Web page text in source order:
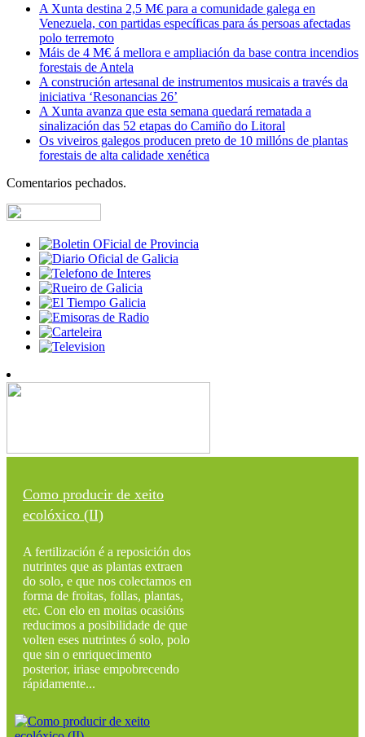
A Xunta destina 2,5 M€ para a comunidade galega en
Venezuela, con partidas específicas para ás persoas afectadas
polo terremoto
Máis de 4 M€ á mellora e ampliación da base contra incendios
forestais de Antela
A construción artesanal de instrumentos musicais a través da
iniciativa ‘Resonancias 26’
A Xunta avanza que esta semana quedará rematada a
sinalización das 52 etapas do Camiño do Litoral
Os viveiros galegos producen preto de 10 millóns de plantas
forestais de alta calidade xenética
Comentarios pechados.
Como producir de xeito
ecolóxico (II)
A fertilización é a reposición dos
nutrintes que as plantas extraen
do solo, e que nos colectamos en
forma de froitas, follas, plantas,
etc. Con elo en moitas ocasións
reducimos a posibilidade de que
volten eses nutrintes ó solo, polo
que sin o enriquecimento
posterior, iriase empobrecendo
rápidamente...